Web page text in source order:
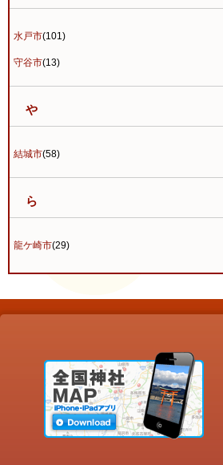
水戸市(101)
守谷市(13)
や
結城市(58)
ら
龍ケ崎市(29)